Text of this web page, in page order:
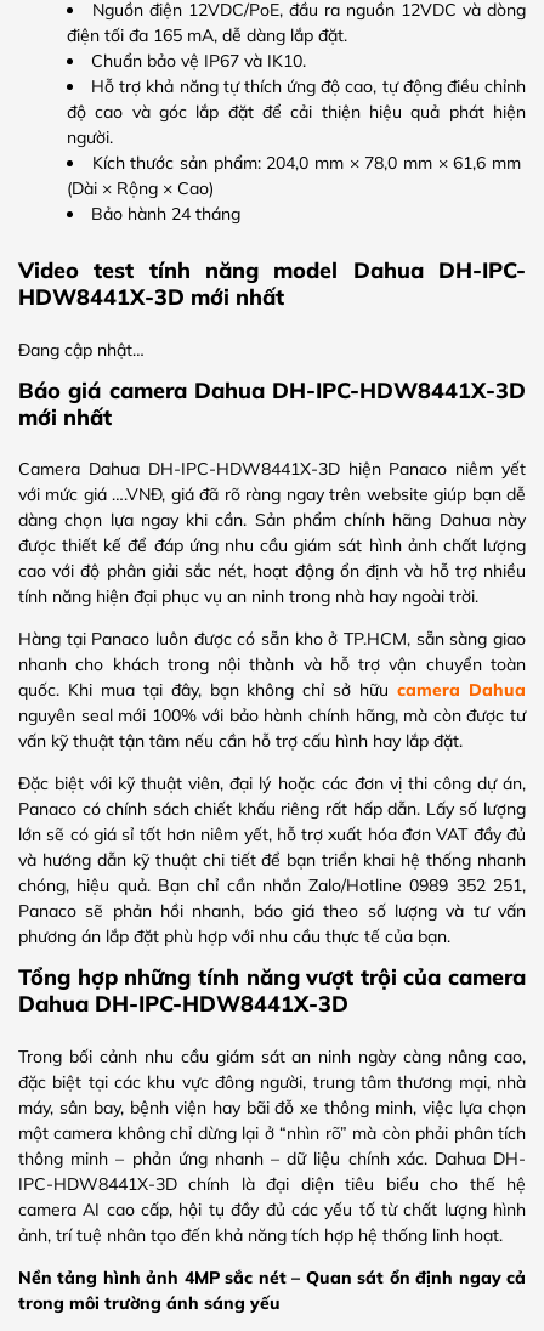
Nguồn điện 12VDC/PoE, đầu ra nguồn 12VDC và dòng
điện tối đa 165 mA, dễ dàng lắp đặt.
Chuẩn bảo vệ IP67 và IK10.
Hỗ trợ khả năng tự thích ứng độ cao, tự động điều chỉnh
độ cao và góc lắp đặt để cải thiện hiệu quả phát hiện
người.
Kích thước sản phẩm: 204,0 mm × 78,0 mm × 61,6 mm
(Dài × Rộng × Cao)
Bảo hành 24 tháng
Video test tính năng model Dahua DH-IPC-
HDW8441X-3D mới nhất
Đang cập nhật…
Báo giá camera Dahua DH-IPC-HDW8441X-3D
mới nhất
Camera Dahua DH-IPC-HDW8441X-3D hiện Panaco niêm yết
với mức giá ….VNĐ, giá đã rõ ràng ngay trên website giúp bạn dễ
dàng chọn lựa ngay khi cần. Sản phẩm chính hãng Dahua này
được thiết kế để đáp ứng nhu cầu giám sát hình ảnh chất lượng
cao với độ phân giải sắc nét, hoạt động ổn định và hỗ trợ nhiều
tính năng hiện đại phục vụ an ninh trong nhà hay ngoài trời.
Hàng tại Panaco luôn được có sẵn kho ở TP.HCM, sẵn sàng giao
nhanh cho khách trong nội thành và hỗ trợ vận chuyển toàn
quốc. Khi mua tại đây, bạn không chỉ sở hữucamera Dahua
nguyên seal mới 100% với bảo hành chính hãng, mà còn được tư
vấn kỹ thuật tận tâm nếu cần hỗ trợ cấu hình hay lắp đặt.
Đặc biệt với kỹ thuật viên, đại lý hoặc các đơn vị thi công dự án,
Panaco có chính sách chiết khấu riêng rất hấp dẫn. Lấy số lượng
lớn sẽ có giá sỉ tốt hơn niêm yết, hỗ trợ xuất hóa đơn VAT đầy đủ
và hướng dẫn kỹ thuật chi tiết để bạn triển khai hệ thống nhanh
chóng, hiệu quả. Bạn chỉ cần nhắn Zalo/Hotline 0989 352 251,
Panaco sẽ phản hồi nhanh, báo giá theo số lượng và tư vấn
phương án lắp đặt phù hợp với nhu cầu thực tế của bạn.
Tổng hợp những tính năng vượt trội của camera
Dahua DH-IPC-HDW8441X-3D
Trong bối cảnh nhu cầu giám sát an ninh ngày càng nâng cao,
đặc biệt tại các khu vực đông người, trung tâm thương mại, nhà
máy, sân bay, bệnh viện hay bãi đỗ xe thông minh, việc lựa chọn
một camera không chỉ dừng lại ở “nhìn rõ” mà còn phải phân tích
thông minh – phản ứng nhanh – dữ liệu chính xác. Dahua DH-
IPC-HDW8441X-3D chính là đại diện tiêu biểu cho thế hệ
camera AI cao cấp, hội tụ đầy đủ các yếu tố từ chất lượng hình
ảnh, trí tuệ nhân tạo đến khả năng tích hợp hệ thống linh hoạt.
Nền tảng hình ảnh 4MP sắc nét – Quan sát ổn định ngay cả
trong môi trường ánh sáng yếu